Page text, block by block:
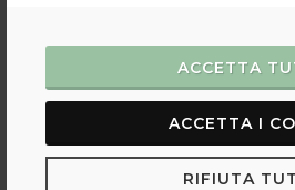
ACCETTA
ACCETTA I
RIFIUTA
370